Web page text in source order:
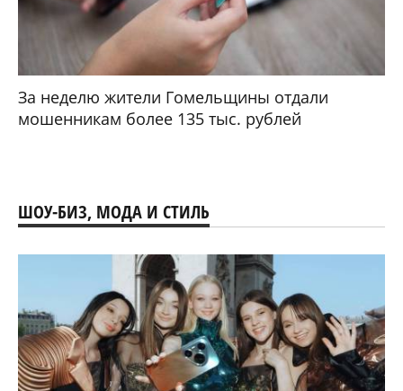
За неделю жители Гомельщины отдали
мошенникам более 135 тыс. рублей
ШОУ-БИЗ, МОДА И СТИЛЬ